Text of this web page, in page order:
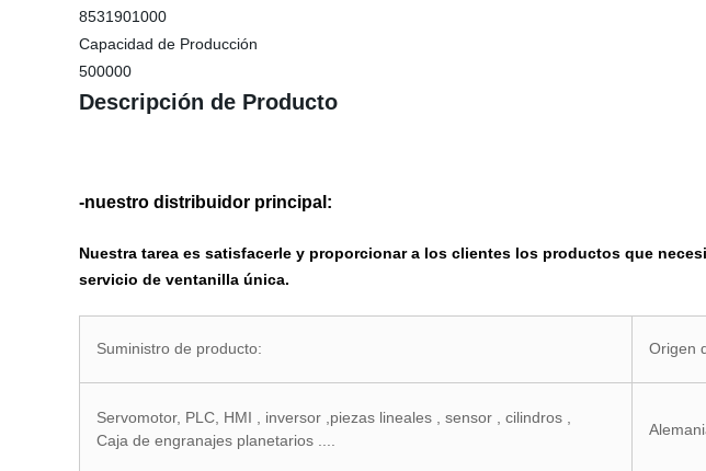
8531901000
Capacidad de Producción
500000
Descripción de Producto
-nuestro distribuidor principal:
Nuestra tarea es satisfacerle y proporcionar a los clientes los productos que
servicio de ventanilla única.
Suministro de producto: Origen
Servomotor, PLC, HMI , inversor ,piezas lineales , sensor , cilindros ,
Caja de engranajes planetarios ....